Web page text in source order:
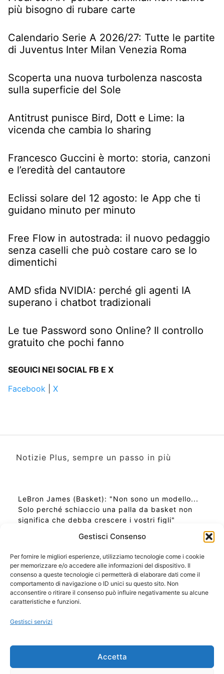
Gestisci Consenso
Per fornire le migliori esperienze, utilizziamo tecnologie come i cookie
per memorizzare e/o accedere alle informazioni del dispositivo. Il
consenso a queste tecnologie ci permetterà di elaborare dati come il
comportamento di navigazione o ID unici su questo sito. Non
acconsentire o ritirare il consenso può influire negativamente su alcune
caratteristiche e funzioni.
Gestisci servizi
Accetta
più bisogno di rubare carte
Calendario Serie A 2026/27: Tutte le partite
di Juventus Inter Milan Venezia Roma
Scoperta una nuova turbolenza nascosta
sulla superficie del Sole
Antitrust punisce Bird, Dott e Lime: la
vicenda che cambia lo sharing
Francesco Guccini è morto: storia, canzoni
e l’eredità del cantautore
Eclissi solare del 12 agosto: le App che ti
guidano minuto per minuto
Free Flow in autostrada: il nuovo pedaggio
senza caselli che può costare caro se lo
dimentichi
AMD sfida NVIDIA: perché gli agenti IA
superano i chatbot tradizionali
Le tue Password sono Online? Il controllo
gratuito che pochi fanno
SEGUICI NEI SOCIAL FB E X
Facebook
X
Notizie Plus, sempre un passo in più
LeBron James (Basket): "Non sono un modello...
Solo perché schiaccio una palla da basket non
significa che debba crescere i vostri figli"
Ora Esatta in Italia in questo momento
Ti Senti Strano Ultimamente? Potrebbe Essere per
la Risonanza di Schumann
Come Sapere Se Stai Ascendendo alla Quinta
Copyright 2026 NotiziePlus.com